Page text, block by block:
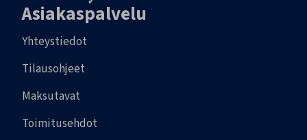
Asiakaspalvelu
Yhteystiedot
Tilausohjeet
Maksutavat
Toimitusehdot